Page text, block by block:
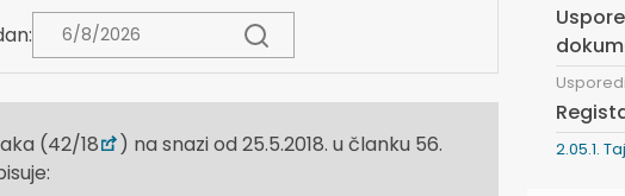
(42/18
) na snazi od 25.5.2018. u članku 56.
2.05.1.